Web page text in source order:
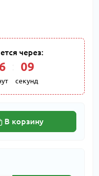
через:
08
секунд
В корзину